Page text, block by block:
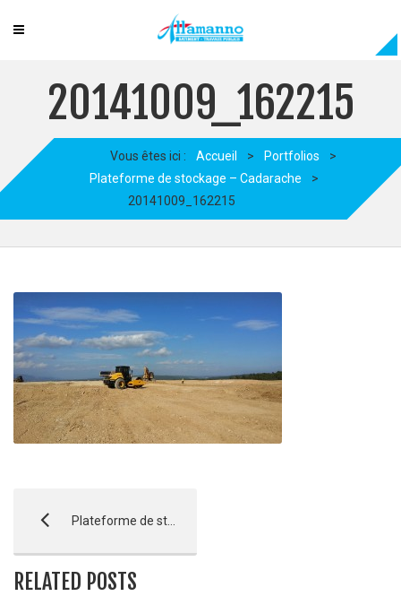
20141009_162215
Vous êtes ici : Accueil > Portfolios
>
Plateforme de stockage – Cadarache
>
20141009_162215
Plateforme de stockage – Cadarache
RELATED POSTS